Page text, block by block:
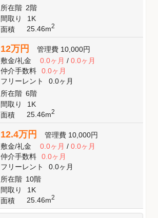
所在階 2階
間取り
1K
面積
25.46m2
12万円 管理費 10,000円
敷金/礼金 0.0ヶ月/ 0.0ヶ月
仲介手数料
0.0ヶ月
フリーレント
0.0ヶ月
所在階 6階
間取り
1K
面積
25.46m2
12.4万円 管理費 10,000円
敷金/礼金 0.0ヶ月/ 0.0ヶ月
仲介手数料
0.0ヶ月
フリーレント
0.0ヶ月
所在階 10階
間取り
1K
面積
25.46m2